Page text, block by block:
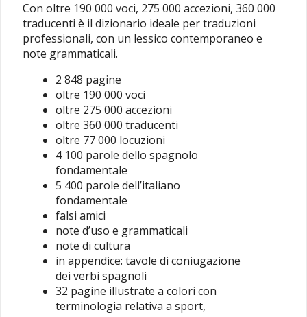
Con oltre 190 000 voci, 275 000 accezioni, 360 000
traducenti è il dizionario ideale per traduzioni
professionali, con un lessico contemporaneo e
note grammaticali.
2 848 pagine
oltre 190 000 voci
oltre 275 000 accezioni
oltre 360 000 traducenti
oltre 77 000 locuzioni
4 100 parole dello spagnolo
fondamentale
5 400 parole dell’italiano
fondamentale
falsi amici
note d’uso e grammaticali
note di cultura
in appendice: tavole di coniugazione
dei verbi spagnoli
32 pagine illustrate a colori con
terminologia relativa a sport,